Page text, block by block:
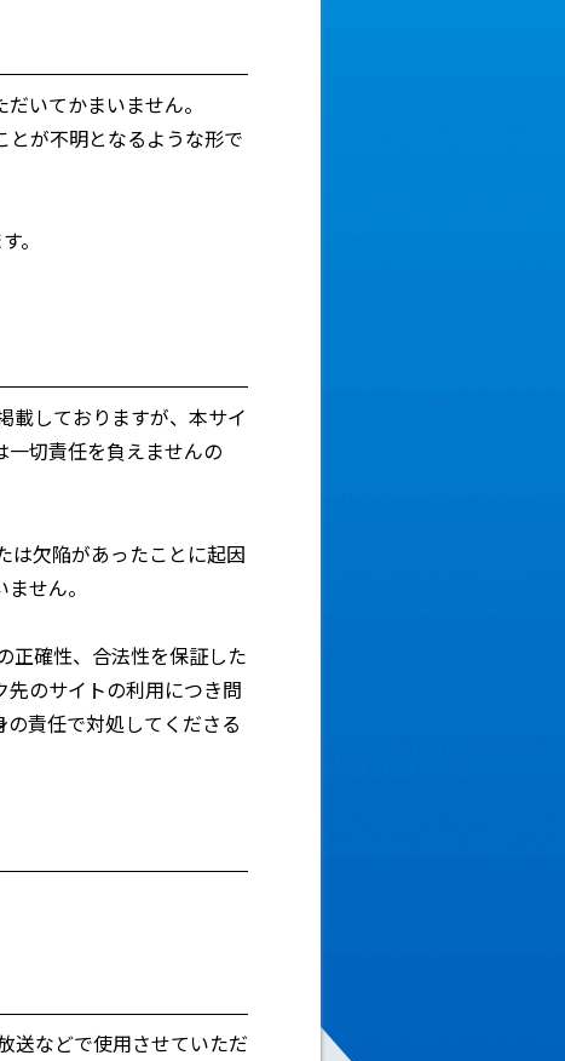
いてかまいません。
とが不明となるような形で
。
載しておりますが、本サイ
一切責任を負えませんの
は欠陥があったことに起因
せん。
正確性、合法性を保証した
のサイトの利用につき問
責任で対処してくださる
送などで使用させていただ